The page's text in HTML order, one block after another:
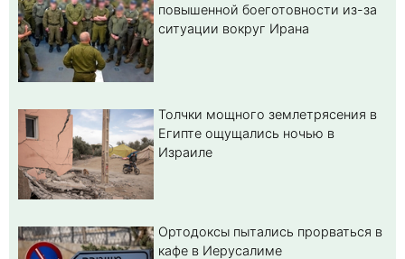
повышенной боеготовности из-за
ситуации вокруг Ирана
Толчки мощного землетрясения в
Египте ощущались ночью в
Израиле
Ортодоксы пытались прорваться в
кафе в Иерусалиме